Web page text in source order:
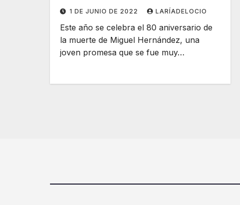
1 DE JUNIO DE 2022 LARÍADELOCIO
Este año se celebra el 80 aniversario de
la muerte de Miguel Hernández, una
joven promesa que se fue muy…